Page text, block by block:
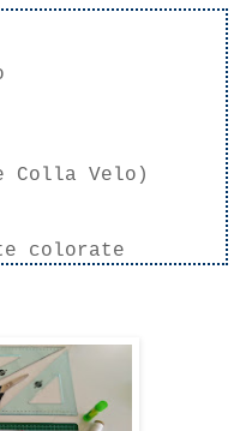
Velo)
colorate